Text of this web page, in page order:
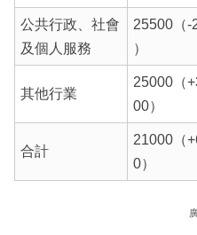
公共行政、社會
及個人服務
25500（-
）
其他行業
25000（
00）
合計
21000（
0）